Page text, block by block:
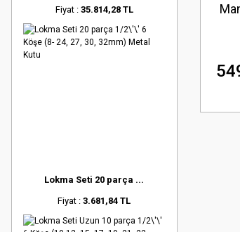
Fiyat : 35.814,28 TL
Lokma Seti 20 parça ...
Fiyat :3.681,84 TL